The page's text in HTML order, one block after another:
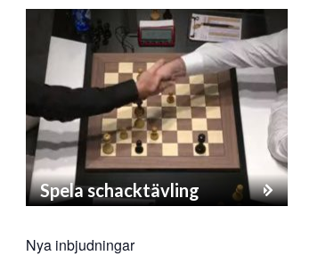
Spela schacktävling
Nya inbjudningar